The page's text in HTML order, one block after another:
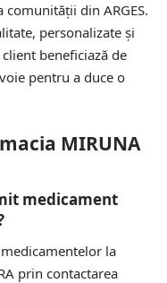
din ARGES.
personalizate și
beneficiază de
pentru a duce o
MIRUNA
medicament
la
prin contactarea